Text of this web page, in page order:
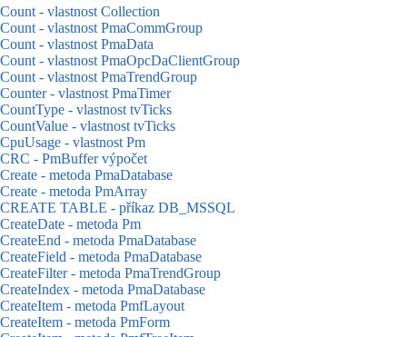
Count - vlastnost Collection
Count - vlastnost PmaCommGroup
Count - vlastnost PmaData
Count - vlastnost PmaOpcDaClientGroup
Count - vlastnost PmaTrendGroup
Counter - vlastnost PmaTimer
CountType - vlastnost tvTicks
CountValue - vlastnost tvTicks
CpuUsage - vlastnost Pm
CRC - PmBuffer výpočet
Create - metoda PmaDatabase
Create - metoda PmArray
CREATE TABLE - příkaz DB_MSSQL
CreateDate - metoda Pm
CreateEnd - metoda PmaDatabase
CreateField - metoda PmaDatabase
CreateFilter - metoda PmaTrendGroup
CreateIndex - metoda PmaDatabase
CreateItem - metoda PmfLayout
CreateItem - metoda PmForm